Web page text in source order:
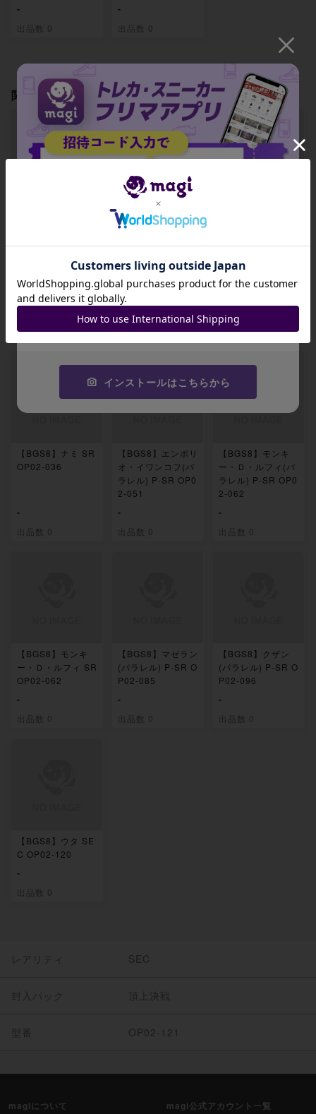
-
出品数 0
-
出品数 0
関連製品
-
出品数 0
【BGS8】ポートガ
ス・D・エース(パ
ラレル・コミパ
ラ・漫画背景) P-S
R OP02-013
出品数 0 出品数 0
【BGS8】ナミ SR
OP02-036
-
出品数 0
【BGS8】エンポリ
オ・イワンコフ(パ
ラレル) P-SR OP0
2-051
-
出品数 0
【BGS8】モンキ
ー・Ｄ・ルフィ(パ
ラレル) P-SR OP0
2-062
-
出品数 0
【BGS8】モンキ
ー・Ｄ・ルフィ SR
OP02-062
-
出品数 0
【BGS8】マゼラン
(パラレル) P-SR O
P02-085
-
出品数 0
【BGS8】クザン
(パラレル) P-SR O
P02-096
-
出品数 0
【BGS8】ウタ SE
C OP02-120
-
出品数 0
レアリティ SEC
封入パック 頂上決戦
型番 OP02-121
magiについて magi公式アカウント一覧
招待コード
JA9XS8
コピーする
インストールはこちらから